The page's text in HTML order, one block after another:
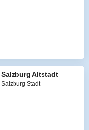
Salzburg Altstadt
Salzburg Stadt